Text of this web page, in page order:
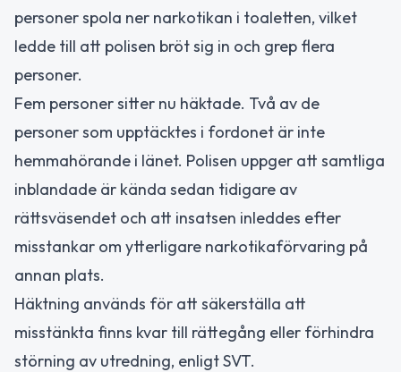
personer spola ner narkotikan i toaletten, vilket
ledde till att polisen bröt sig in och grep flera
personer.
Fem personer sitter nu häktade. Två av de
personer som upptäcktes i fordonet är inte
hemmahörande i länet. Polisen uppger att samtliga
inblandade är kända sedan tidigare av
rättsväsendet och att insatsen inleddes efter
misstankar om ytterligare narkotikaförvaring på
annan plats.
Häktning används för att säkerställa att
misstänkta finns kvar till rättegång eller förhindra
störning av utredning, enligt SVT.